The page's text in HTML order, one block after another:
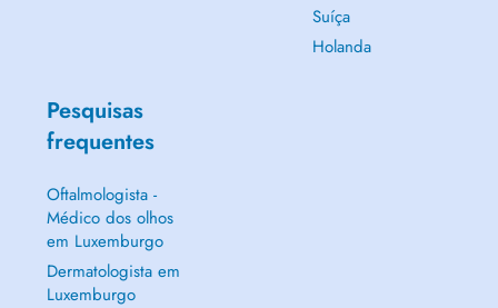
Suíça
Holanda
Pesquisas
frequentes
Oftalmologista -
Médico dos olhos
em Luxemburgo
Dermatologista em
Luxemburgo